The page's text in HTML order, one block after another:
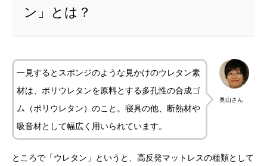
ン」とは？
奥山さん
一見するとスポンジのような見かけのウレタン素
材は、ポリウレタンを原料とする多孔性の合成ゴ
ム（ポリウレタン）のこと。寝具の他、断熱材や
吸音材として幅広く用いられています。
ところで「ウレタン」というと、高反発マットレスの種類として